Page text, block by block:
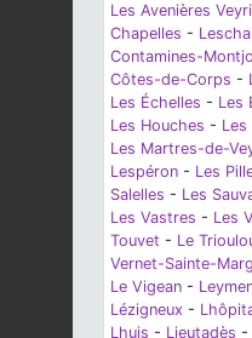
Les Avenières
Chapelles -
Contamines-
Côtes-de-Corps -
Les Échelles - Les
Les Houches - Les
Les Martres-de-
Lespéron - Les
Salelles - Les
Les Vastres - Les
Touvet - Le
Vernet-Sainte-
Le Vigean -
Lézigneux -
Lhuis - Lieutadès -